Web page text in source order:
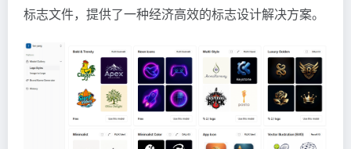
标志文件，提供了一种经济高效的标志设计解决方案。